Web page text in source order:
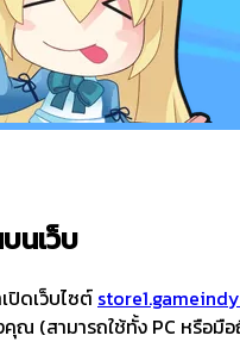
นเว็บ
ปิดเว็บไซต์
คุณ (สามารถใช้ทั้ง PC หรือมื